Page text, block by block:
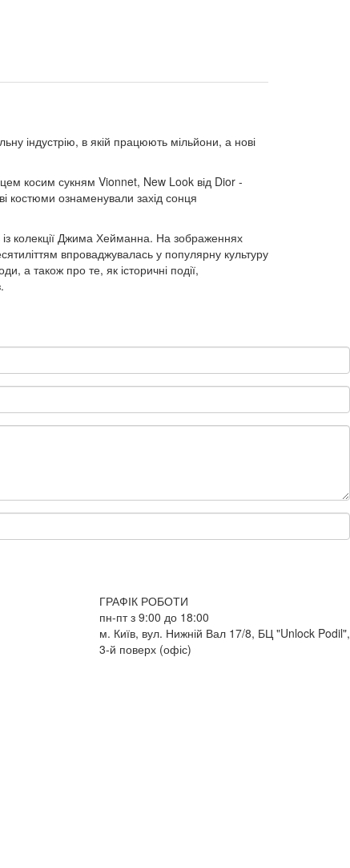
індустрію, в якій працюють мільйони, а нові
косим сукням Vionnet, New Look від Dior -
костюми ознаменували захід сонця
колекції Джима Хейманна. На зображеннях
впроваджувалась у популярну культуру
а також про те, як історичні події,
ГРАФІК РОБОТИ
пн-пт з 9:00 до 18:00
м. Київ, вул. Нижній Вал 17/8, БЦ "Unlock Podil",
3-й поверх (офіс)